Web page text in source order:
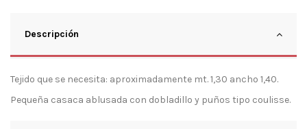
Descripción
Tejido que se necesita: aproximadamente mt. 1,30 ancho 1,40.
Pequeña casaca ablusada con dobladillo y puños tipo coulisse.